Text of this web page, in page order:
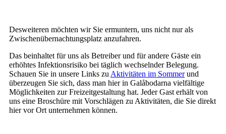
Desweiteren möchten wir Sie ermuntern, uns nicht nur als
Zwischenübernachtungsplatz anzufahren.
Das beinhaltet für uns als Betreiber und für andere Gäste ein
erhöhtes Infektionsrisiko bei täglich wechselnder Belegung.
Schauen Sie in unsere Links zu Aktivitäten im Sommerund
überzeugen Sie sich, dass man hier in Galåbodarna vielfältige
Möglichkeiten zur Freizeitgestaltung hat. Jeder Gast erhält von
uns eine Broschüre mit Vorschlägen zu Aktivitäten, die Sie direkt
hier vor Ort unternehmen können.